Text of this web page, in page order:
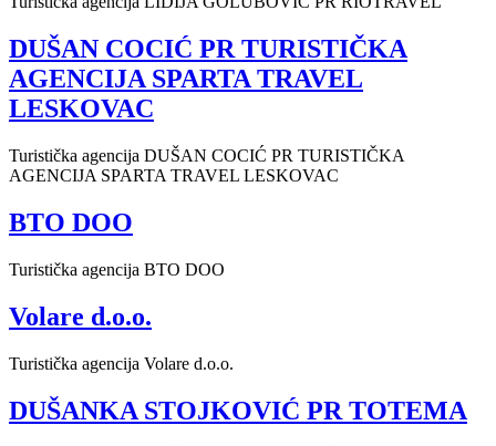
DUŠAN COCIĆ PR TURISTIČKA
AGENCIJA SPARTA TRAVEL
LESKOVAC
Turistička agencija DUŠAN COCIĆ PR TURISTIČKA
AGENCIJA SPARTA TRAVEL LESKOVAC
BTO DOO
Turistička agencija BTO DOO
Volare d.o.o.
Turistička agencija Volare d.o.o.
DUŠANKA STOJKOVIĆ PR TOTEMA